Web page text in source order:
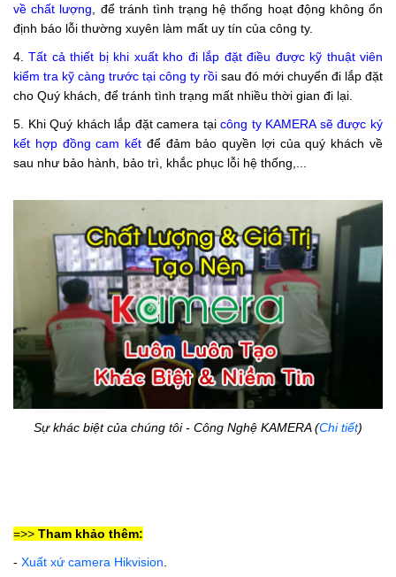
về chất lượng , để tránh tình trạng hệ thống hoạt động không ổn
định báo lỗi thường xuyên làm mất uy tín của công ty.
4.Tất cả thiết bị khi xuất kho đi lắp đặt điều được kỹ thuật viên
kiểm tra kỹ càng trước tại công ty rồi sau đó mới chuyển đi lắp đặt
cho Quý khách, để tránh tình trạng mất nhiều thời gian đi lại.
5. Khi Quý khách lắp đặt camera tạicông ty KAMERA sẽ được ký
kết hợp đồngcam kết để đảm bảo quyền lợi của quý khách về
sau như bảo hành, bảo trì, khắc phục lỗi hệ thống,...
Sự khác biệt của chúng tôi - Công Nghệ KAMERA (Chi tiết)
=>> Tham khảo thêm:
- Xuất xứ camera Hikvision